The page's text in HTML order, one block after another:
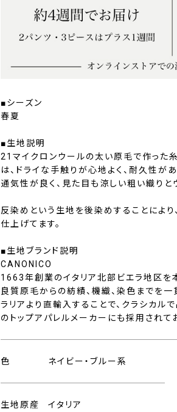
■シーズン
春夏
■生地説明
21マイクロンウールの太い原毛で作った
は、ドライな手触りが心地よく、耐久性が
通気性が良く、見た目も涼しい粗い織りと
反染めという生地を後染めすることによ
仕上げてます。
■生地ブランド説明
CANONICO
1663年創業のイタリア北部ビエラ地区を
良質原毛からの紡績、機織、染色までを
ラリアより直輸入することで、クラシカ
のトップアパレルメーカーにも採用されて
色 ネイビー・ブルー系
生地原産
イタリア